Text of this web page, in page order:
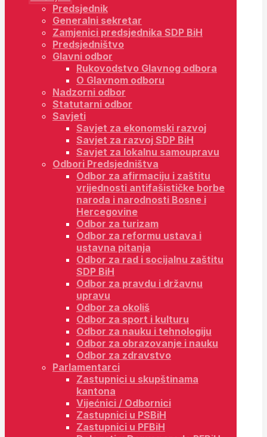
Predsjednik
Generalni sekretar
Zamjenici predsjednika SDP BiH
Predsjedništvo
Glavni odbor
Rukovodstvo Glavnog odbora
O Glavnom odboru
Nadzorni odbor
Statutarni odbor
Savjeti
Savjet za ekonomski razvoj
Savjet za razvoj SDP BiH
Savjet za lokalnu samoupravu
Odbori Predsjedništva
Odbor za afirmaciju i zaštitu
vrijednosti antifašističke borbe
naroda i narodnosti Bosne i
Hercegovine
Odbor za turizam
Odbor za reformu ustava i
ustavna pitanja
Odbor za rad i socijalnu zaštitu
SDP BiH
Odbor za pravdu i državnu
upravu
Odbor za okoliš
Odbor za sport i kulturu
Odbor za nauku i tehnologiju
Odbor za obrazovanje i nauku
Odbor za zdravstvo
Parlamentarci
Zastupnici u skupštinama
kantona
Vijećnici / Odbornici
Zastupnici u PSBiH
Zastupnici u PFBiH